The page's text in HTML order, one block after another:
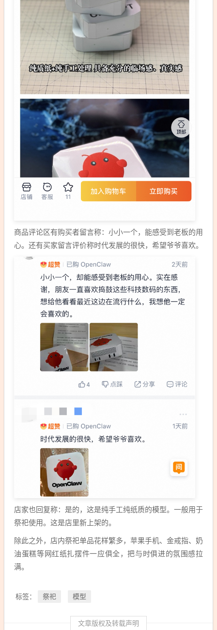
商品评论区有购买者留言称：小小一个，能感受到老板的用
心。还有买家留言评价称时代发展的很快，希望爷爷喜欢。
店家也回复称：是的，这是纯手工纯纸质的模型。一般用于
祭祀使用。这是店里新上架的。
除此之外，店内祭祀单品花样繁多，苹果手机、金戒指、奶
油蛋糕等网红纸扎摆件一应俱全，把与时俱进的氛围感拉
满。
标签： 祭祀 模型
文章版权及转载声明